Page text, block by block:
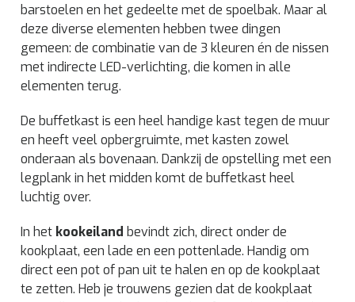
barstoelen en het gedeelte met de spoelbak. Maar al
deze diverse elementen hebben twee dingen
gemeen: de combinatie van de 3 kleuren én de nissen
met indirecte LED-verlichting, die komen in alle
elementen terug.
De buffetkast is een heel handige kast tegen de muur
en heeft veel opbergruimte, met kasten zowel
onderaan als bovenaan. Dankzij de opstelling met een
legplank in het midden komt de buffetkast heel
luchtig over.
In het kookeiland bevindt zich, direct onder de
kookplaat, een lade en een pottenlade. Handig om
direct een pot of pan uit te halen en op de kookplaat
te zetten. Heb je trouwens gezien dat de kookplaat